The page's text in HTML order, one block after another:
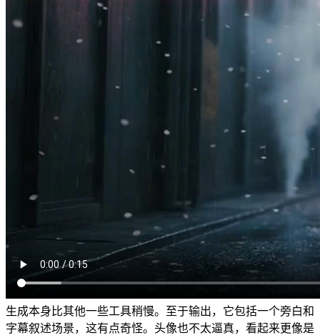
生成本身比其他一些工具稍慢。至于输出，它包括一个旁白和
字幕叙述场景，这有点奇怪。头像也不太逼真，看起来更像是